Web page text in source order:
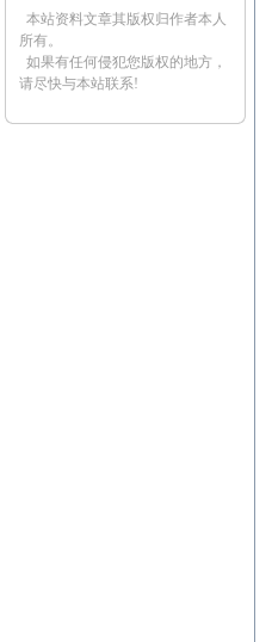
本站资料文章其版权归作者本人
所有。
如果有任何侵犯您版权的地方，
请尽快与本站联系!